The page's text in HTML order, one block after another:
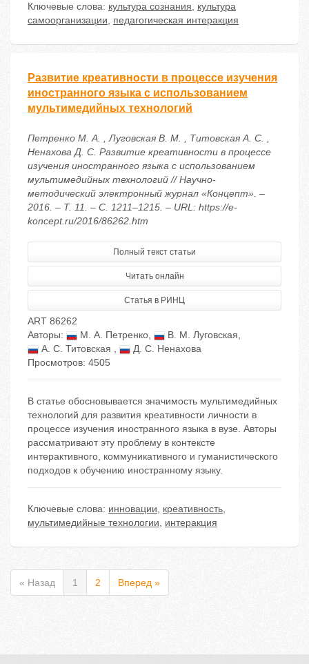
Ключевые слова: культура сознания, культура
самоорганизации, педагогическая интеракция
Развитие креативности в процессе изучения
иностранного языка с использованием
мультимедийных технологий
Петренко М. А. , Луговская В. М. , Титовская А. С. ,
Ненахова Д. С. Развитие креативности в процессе
изучения иностранного языка с использованием
мультимедийных технологий // Научно-
методический электронный журнал «Концепт». –
2016. – Т. 11. – С. 1211–1215. – URL: https://e-
koncept.ru/2016/86262.htm
Полный текст статьи
Читать онлайн
Статья в РИНЦ
ART 86262
Авторы:
М. А. Петренко, В. М. Луговская,
А. С. Титовская ,
Д. С. Ненахова
Просмотров: 4505
В статье обосновывается значимость мультимедийных
технологий для развития креативности личности в
процессе изучения иностранного языка в вузе. Авторы
рассматривают эту проблему в контексте
интерактивного, коммуникативного и гуманистического
подходов к обучению иностранному языку.
Ключевые слова: инновации, креативность,
мультимедийные технологии, интеракция
« Назад 1 2 Вперед »